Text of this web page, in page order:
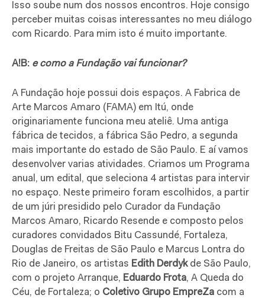
Isso soube num dos nossos encontros. Hoje consigo
perceber muitas coisas interessantes no meu diálogo
com Ricardo. Para mim isto é muito importante.
A!B: e como a Fundação vai funcionar?
A Fundação hoje possui dois espaços. A Fabrica de
Arte Marcos Amaro (FAMA) em Itú, onde
originariamente funciona meu ateliê. Uma antiga
fábrica de tecidos, a fábrica São Pedro, a segunda
mais importante do estado de São Paulo. E aí vamos
desenvolver varias atividades. Criamos um Programa
anual, um edital, que seleciona 4 artistas para intervir
no espaço. Neste primeiro foram escolhidos, a partir
de um júri presidido pelo Curador da Fundação
Marcos Amaro, Ricardo Resende e composto pelos
curadores convidados Bitu Cassundé, Fortaleza,
Douglas de Freitas de São Paulo e Marcus Lontra do
Rio de Janeiro, os artistas Edith Derdykde São Paulo,
com o projeto Arranque, Eduardo Frota, A Queda do
Céu, de Fortaleza; o Coletivo Grupo EmpreZa com a